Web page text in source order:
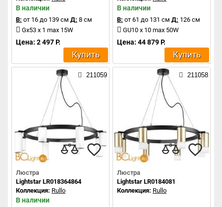
В наличии
В: от 16 до 139 см Д: 8 см
Gx53 x 1 max 15W
Цена: 2 497 Р.
Купить
В наличии
В: от 61 до 131 см Д: 126 см
GU10 x 10 max 50W
Цена: 44 879 Р.
Купить
211059
Люстра
Lightstar LR018364864
Коллекция: Rullo
В наличии
211058
Люстра
Lightstar LR0184081
Коллекция: Rullo